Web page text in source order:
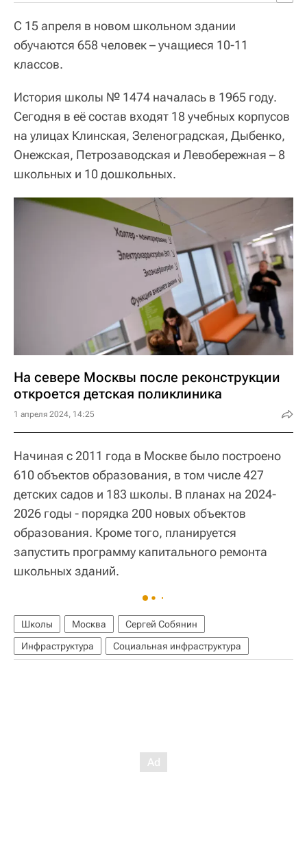
С 15 апреля в новом школьном здании
обучаются 658 человек – учащиеся 10-11
классов.
История школы № 1474 началась в 1965 году.
Сегодня в её состав входят 18 учебных корпусов
на улицах Клинская, Зеленоградская, Дыбенко,
Онежская, Петрозаводская и Левобережная – 8
школьных и 10 дошкольных.
На севере Москвы после реконструкции
откроется детская поликлиника
1 апреля 2024, 14:25
Начиная с 2011 года в Москве было построено
610 объектов образования, в том числе 427
детских садов и 183 школы. В планах на 2024-
2026 годы - порядка 200 новых объектов
образования. Кроме того, планируется
запустить программу капитального ремонта
школьных зданий.
Школы Москва
Сергей Собянин
Инфраструктура
Социальная инфраструктура